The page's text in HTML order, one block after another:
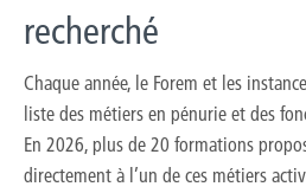
recherché
Chaque année, le Forem et les
liste des métiers en pénurie et des
En 2026, plus de 20 formations
directement à l’un de ces métiers